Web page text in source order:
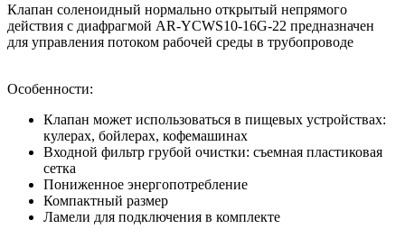
Клапан соленоидный нормально открытый непрямого
действия с диафрагмой AR-YCWS10-16G-22 предназначен
для управления потоком рабочей среды в трубопроводе
Особенности:
Клапан может использоваться в пищевых устройствах:
кулерах, бойлерах, кофемашинах
Входной фильтр грубой очистки: съемная пластиковая
сетка
Пониженное энергопотребление
Компактный размер
Ламели для подключения в комплекте